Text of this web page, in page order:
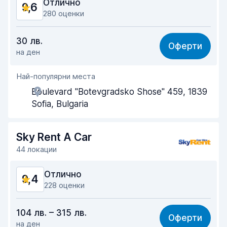
Състояние на автомобила
9,6 Отлично
280 оценки
9,5
Лесно намиране 9,3
Отзивчивост на агента
Скорост на изкачване
Чистота на автомобила 9,8
Състояние на автомобила
30 лв.
на ден
Оферти
Най-популярни места
Boulevard "Botevgradsko Shose" 459, 1839
Sofia, Bulgaria
Sky Rent A Car
44 локации
9,4 Отлично
228 оценки
9,4
104 лв. – 315 лв.
на ден
Оферти